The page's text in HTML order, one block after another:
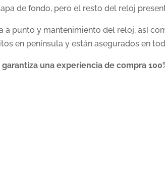
de fondo, pero el resto del reloj
a punto y mantenimiento del reloj, así
en península y están asegurados en
una experiencia de compra